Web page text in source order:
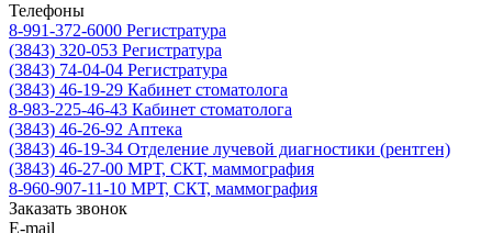
Телефоны
8-991-372-6000 Регистратура
(3843) 320-053 Регистратура
(3843) 74-04-04 Регистратура
(3843) 46-19-29 Кабинет стоматолога
8-983-225-46-43 Кабинет стоматолога
(3843) 46-26-92 Аптека
(3843) 46-19-34 Отделение лучевой диагностики (рентген)
(3843) 46-27-00 МРТ, СКТ, маммография
8-960-907-11-10 МРТ, СКТ, маммография
Заказать звонок
E-mail